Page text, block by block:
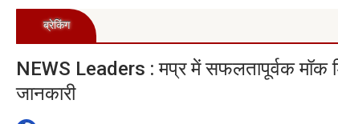
ब्रेकिंग
NEWS Leaders : मप्र में सफलतापूर्वक मॉक
जानकारी